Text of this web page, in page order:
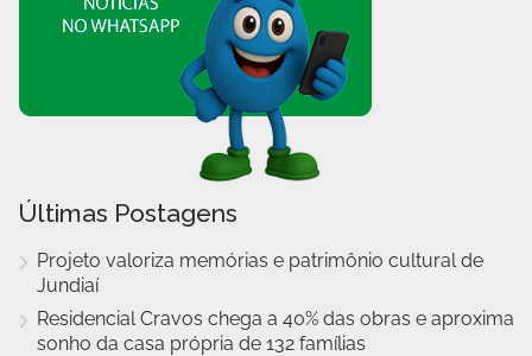
Últimas Postagens
Projeto valoriza memórias e patrimônio cultural de
Jundiaí
Residencial Cravos chega a 40% das obras e aproxima
sonho da casa própria de 132 famílias